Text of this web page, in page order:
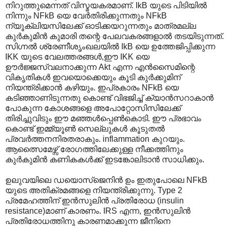
നിറുത്തുമെന്നത് വിസ്മയകരമാണ്. IkB യുടെ പിടിയില്‍
നിന്നും NFkB യെ വേര്‍തിരിക്കുന്നതും NFkB
ന്യൂക്ലിയസിലേക്ക് ഓടിക്കയറുന്നതും മാത്രമല്ല
കുര്‍കുമിന്‍ കുമാരി തന്റെ പേലവകരങ്ങളാല്‍ തടയിടുന്നത്.
സിഗ്നല്‍ ശ്രേണീശൃംഖലയില്‍ IkB യെ ഉത്തേജിപ്പിക്കുന്ന
IKK യുടെ വേലത്തരങ്ങള്‍,ഈ IKK യെ
ഊര്‍ജ്ജസ്വലനാക്കുന്ന Akt എന്ന എന്‍സൈമിന്റെ
വികൃതികള്‍ ഇവയൊക്കെയും കൂടി കുര്‍ക്കുമിന്
നിയന്ത്രിക്കാന്‍ കഴിയും. ഇപ്രകാരം NFkB യെ
കടിഞ്ഞാണിടുന്നതു കൊണ്ട് വിഭജിച്ച് ക്യാന്‍സറാകാന്‍
പോകുന്ന കോശങ്ങളെ അപോറ്റോസിസിലേക്ക്
തിരിച്ചുവിടും ഈ മഞ്ഞള്‍പ്പെണ്‍കൊടി. ഈ പ്രഭാവം
കൊണ്ട് ഇമ്മ്യൂണ്‍ സെല്ലുകള്‍ കൂടുതല്‍
പ്രവര്‍ത്തനനിരതരാകും. inflammation കുറയും.
ആത്സൈമേഴ്സ് രോഗത്തിലേക്കുള്ള നീക്കത്തിനും
കുര്‍കുമിന്‍ കണികകള്‍ക്ക് ഇടങ്കോലിടാന്‍ സാധിക്കും.
ഉലുവയിലെ ഡയൊസ്ജെനിന്‍ ഉം ഇതുപോലെ NFkB
യുടെ അതിക്രമങ്ങളെ നിയന്ത്രിക്കുന്നു. Type 2
പ്രമേഹത്തിന് ‍ഇന്‍സുലിന്‍ പ്രതിരോധ (insulin
resistance)മാണ് കാരണം. IRS എന്ന, ഇന്‍സുലിന്‍
പ്രതിരോധത്തിനു കാരണമാക്കുന്ന ജീനിനെ